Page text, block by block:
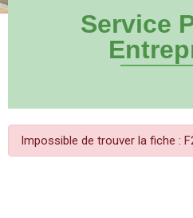
Service
Impossible de trouver la fiche :